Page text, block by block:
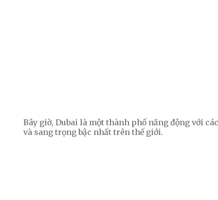
Bây giờ, Dubai là một thành phố năng động với
và sang trọng bậc nhất trên thế giới.